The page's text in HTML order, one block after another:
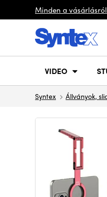
Minden a vásárlásról
VIDEO
Syntex Állványok,